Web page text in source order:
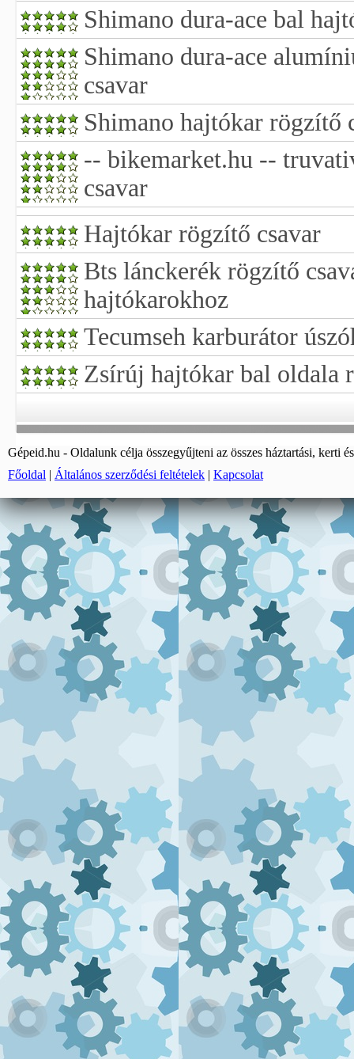
Shimano dura-ace bal
Shimano dura-ace
csavar
Shimano hajtókar rögzítő
-- bikemarket.hu --
csavar
Hajtókar rögzítő csavar
Bts lánckerék rögzítő
hajtókarokhoz
Tecumseh karburátor
Zsírúj hajtókar bal oldala
Gépeid.hu - Oldalunk célja összegyűjteni az összes háztartási, kerti
Főoldal | Általános szerződési feltételek | Kapcsolat